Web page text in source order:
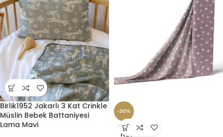
Birlik1952 Jakarlı 3 Kat Crinkle
Müslin Bebek Battaniyesi
Lama Mavi
-30%
TÜKE
NDI